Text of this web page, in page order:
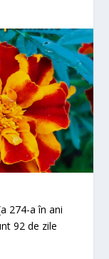
274-a în ani
92 de zile